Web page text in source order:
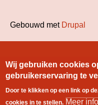
Gebouwd met Drupal
User
menu
Inloggen
Footer
Index Colofon
Wij gebruiken cookies
gebruikerservaring te
Door te klikken op een link op
cookies in te stellen. Meer